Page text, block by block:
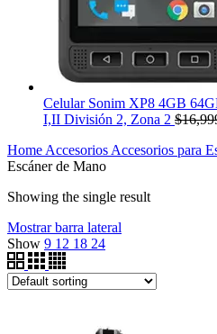
Celular Sonim XP8 4GB
I,II División 2, Zona 2 $
Home Accesorios Accesorios para
Escáner de Mano
Showing the single result
Mostrar barra lateral
Show 9 12 18 24